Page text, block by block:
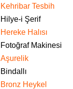
Kehribar Tesbih
Hilye-i Şerif
Hereke Halısı
Fotoğraf Makinesi
Aşurelik
Bindallı
Bronz Heykel